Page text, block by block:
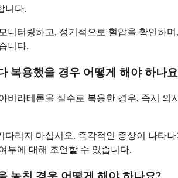
니다.
니터링하고, 정기적으로 혈압을 확인하
니다.
복용했을 경우 어떻게 해야 하나
비라테론을 실수로 복용한 경우, 즉시
다리지 마십시오. 즉각적인 증상이 나타
부에 대해 조언할 수 있습니다.